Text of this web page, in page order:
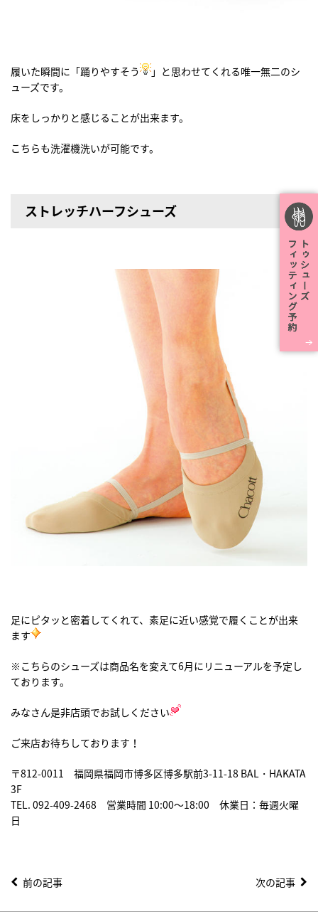
履いた瞬間に「踊りやすそう
」と思わせてくれる唯一無二のシ
ューズです。
床をしっかりと感じることが出来ます。
こちらも洗濯機洗いが可能です。
ストレッチハーフシューズ
足にピタッと密着してくれて、素足に近い感覚で履くことが出来
ます
※こちらのシューズは商品名を変えて6月にリニューアルを予定し
ております。
みなさん是非店頭でお試しください
ご来店お待ちしております！
〒812-0011 福岡県福岡市博多区博多駅前3-11-18 BAL・HAKATA
3F
TEL. 092-409-2468 営業時間 10:00〜18:00 休業日：毎週火曜
日
前の記事 次の記事